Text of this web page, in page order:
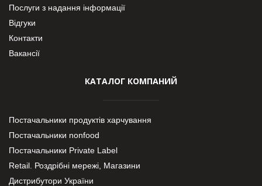
Послуги з надання інформації
Відгуки
Контакти
Вакансії
КАТАЛОГ КОМПАНИЙ
Постачальники продуктів харчування
Постачальники nonfood
Постачальники Private Label
Retail. Роздрібні мережі, Магазини
Дистрибутори України